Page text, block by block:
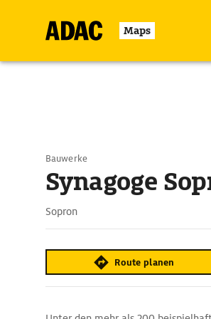
Maps
Bauwerke
Synagoge
Sopron
Route planen